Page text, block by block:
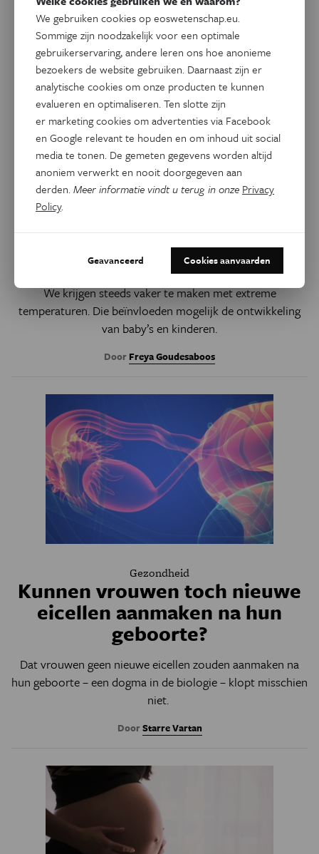
Gerelateerde artikels
Welke invloed heeft hitte op
(on)geboren kinderen?
We krijgen steeds vaker te maken met extreme
temperaturen. Die beïnvloeden mogelijk de ontwikkeling
van baby’s en kinderen.
Door Freya Goudesaboos
Gezondheid
Kunnen vrouwen toch nieuwe
eicellen aanmaken na hun
geboorte?
Dat vrouwen geen nieuwe eicellen zouden aanmaken na
hun geboorte – een dogma in de biologie – klopt misschien
niet.
DoorStarre Vartan
We gebruiken cookies op eoswetenschap.eu.
Sommige zijn noodzakelijk voor een optimale
gebruikerservaring, andere leren ons hoe anonieme
bezoekers de website gebruiken. Daarnaast zijn er
analytische cookies om onze producten te kunnen
evalueren en optimaliseren. Ten slotte zijn
er marketing cookies om advertenties via Facebook
en Google relevant te houden en om inhoud uit social
media te tonen. De gemeten gegevens worden altijd
anoniem verwerkt en nooit doorgegeven aan
derden.Meer informatie vindt u terug in onze Privacy
Policy.
Geavanceerd Cookies aanvaarden